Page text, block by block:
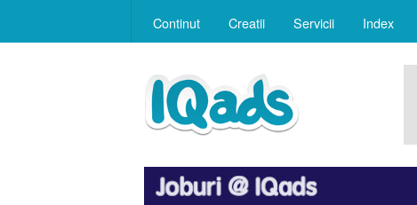
Continut Creatii Servicii Index